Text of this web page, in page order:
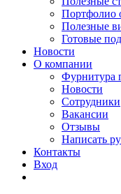
Портфолио
Полезные
Готовые
Новости
О компании
Фурнитура
Новости
Сотрудники
Вакансии
Отзывы
Написать
Контакты
Вход